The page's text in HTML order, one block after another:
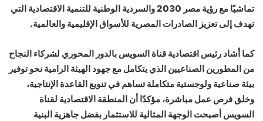
تماشيًا مع رؤية مصر 2030 والسردية الوطنية للتنمية الاقتصادية التي
تهدف إلى تعزيز الصادرات المصرية للأسواق الإقليمية والعالمية.
كما أشاد رئيس اقتصادية قناة السويس بالدور المحوري لشركاء النجاح
من المطورين الصناعيين الذي يتكامل مع جهود الهيئة الرامية نحو توفير
بيئة صناعية ولوجستية متكاملة تساهم في تنويع القاعدة الإنتاجية،
وخلق فرص عمل مباشرة، مؤكدًا أن المنطقة الاقتصادية لقناة
السويس أصبحت الوجهة المثالية للاستثمار بفضل جاهزية البنية